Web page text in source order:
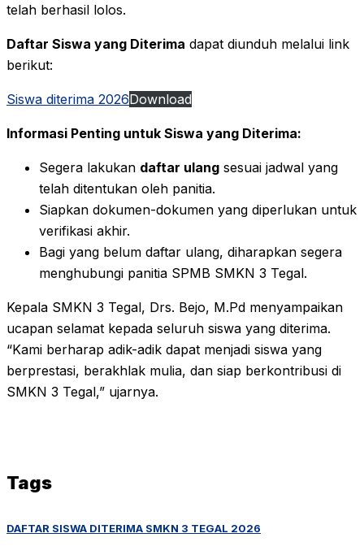
telah berhasil lolos.
Daftar Siswa yang Diterima dapat diunduh melalui link
berikut:
Siswa diterima 2026Download
Informasi Penting untuk Siswa yang Diterima:
Segera lakukan daftar ulang sesuai jadwal yang
telah ditentukan oleh panitia.
Siapkan dokumen-dokumen yang diperlukan untuk
verifikasi akhir.
Bagi yang belum daftar ulang, diharapkan segera
menghubungi panitia SPMB SMKN 3 Tegal.
Kepala SMKN 3 Tegal, Drs. Bejo, M.Pd menyampaikan
ucapan selamat kepada seluruh siswa yang diterima.
“Kami berharap adik-adik dapat menjadi siswa yang
berprestasi, berakhlak mulia, dan siap berkontribusi di
SMKN 3 Tegal,” ujarnya.
Tags
DAFTAR SISWA DITERIMA SMKN 3 TEGAL 2026